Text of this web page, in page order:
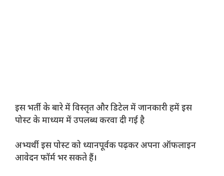
इस भर्ती के बारे में विस्तृत और डिटेल में जानकारी हमें इस
पोस्ट के माध्यम में उपलब्ध करवा दी गई है
अभ्यर्थी इस पोस्ट को ध्यानपूर्वक पढ़कर अपना ऑफलाइन
आवेदन फॉर्म भर सकते हैं।